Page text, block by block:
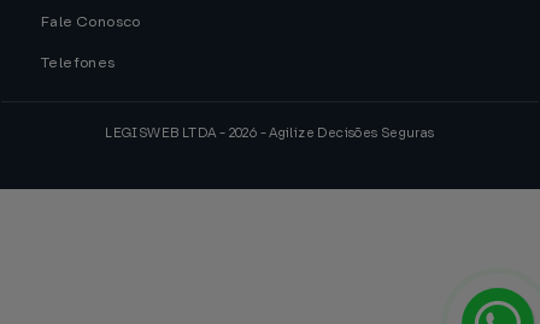
Fale Conosco
Telefones
LEGISWEB LTDA - 2026 - Agilize Decisões Seguras